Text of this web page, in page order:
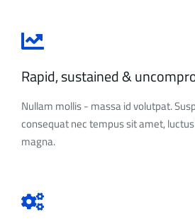
Rapid, sustained &
Nullam mollis - massa id volutpat.
consequat nec tempus sit amet,
magna.